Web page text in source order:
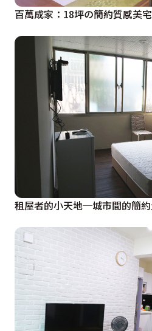
百萬成家：18坪の簡約質感美宅
租屋者的小天地─城市間的簡